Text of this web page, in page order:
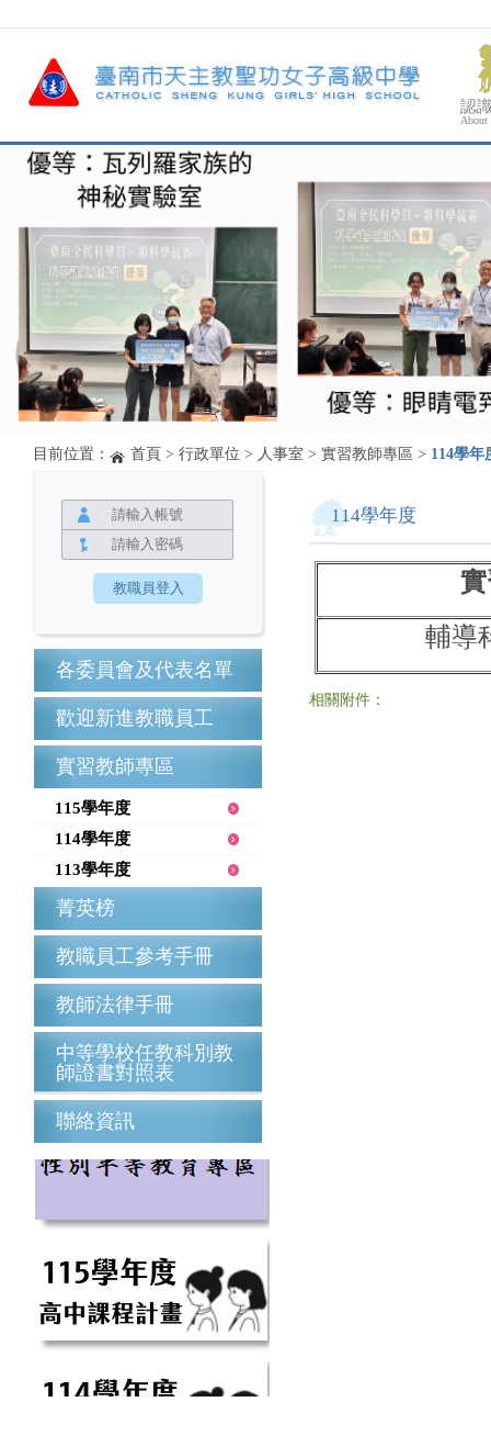
認
About
目前位置： 首頁 > 行政單位 > 人事室 > 實習教師專區 > 114學年
各委員會及代表名單
歡迎新進教職員工
實習教師專區
115學年度
114學年度
113學年度
菁英榜
教職員工參考手冊
教師法律手冊
中等學校任教科別教
師證書對照表
聯絡資訊
114學年度
輔導
相關附件：